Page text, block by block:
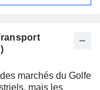
marchés du Golfe
mais les